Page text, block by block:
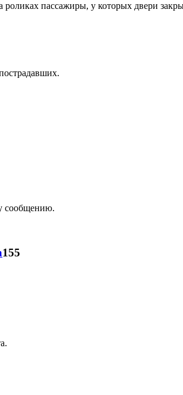
пассажиры, у которых двери
сообщению.
155